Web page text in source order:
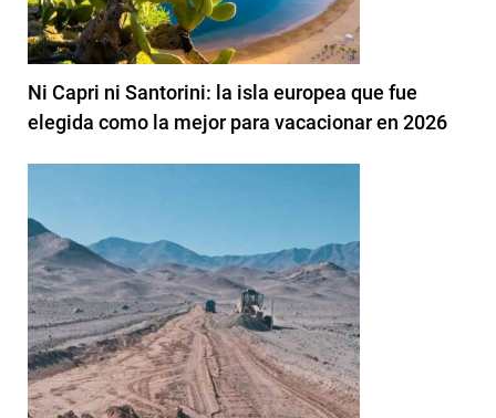
Ni Capri ni Santorini: la isla europea que fue
elegida como la mejor para vacacionar en 2026